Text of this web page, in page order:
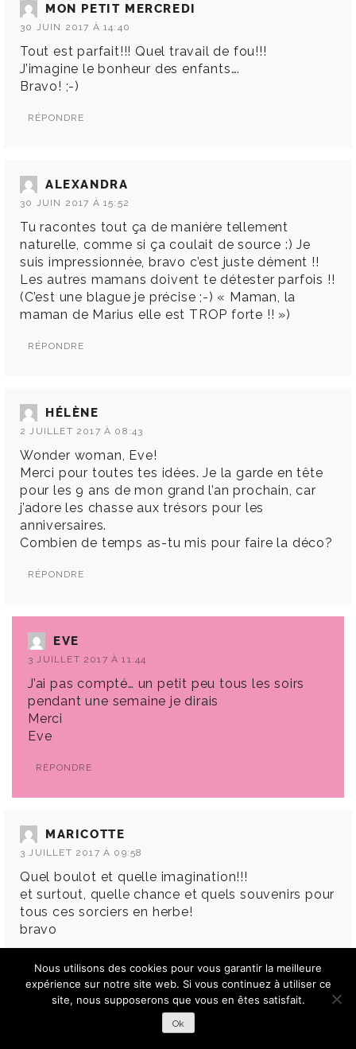
MON PETIT MERCREDI
30 JUIN 2017 À 14:40
Tout est parfait!!! Quel travail de fou!!!
J’imagine le bonheur des enfants….
Bravo! ;-)
RÉPONDRE
ALEXANDRA
30 JUIN 2017 À 15:52
Tu racontes tout ça de manière tellement
naturelle, comme si ça coulait de source :) Je
suis impressionnée, bravo c’est juste dément !!
Les autres mamans doivent te détester parfois !!
(C’est une blague je précise ;-) « Maman, la
maman de Marius elle est TROP forte !! »)
RÉPONDRE
HÉLÈNE
2 JUILLET 2017 À 08:43
Wonder woman, Eve!
Merci pour toutes tes idées. Je la garde en tête
pour les 9 ans de mon grand l’an prochain, car
j’adore les chasse aux trésors pour les
anniversaires.
Combien de temps as-tu mis pour faire la déco?
RÉPONDRE
EVE
3 JUILLET 2017 À 11:44
J’ai pas compté… un petit peu tous les soirs
pendant une semaine je dirais
Merci
Eve
RÉPONDRE
MARICOTTE
3 JUILLET 2017 À 09:58
Quel boulot et quelle imagination!!!
et surtout, quelle chance et quels souvenirs pour
tous ces sorciers en herbe!
bravo
Nous utilisons des cookies pour vous garantir la meilleure
expérience sur notre site web. Si vous continuez à utiliser ce
site, nous supposerons que vous en êtes satisfait.
Ok